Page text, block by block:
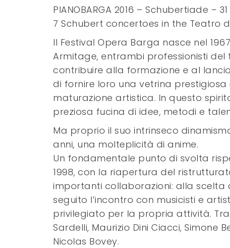
PIANOBARGA 2016 – Schubertiade – 31
7 Schubert concertoes in the Teatro
Il Festival Opera Barga nasce nel
Armitage, entrambi professionisti
contribuire alla formazione e al
di fornire loro una vetrina
maturazione artistica. In questo
preziosa fucina di idee, metodi e
Ma proprio il suo intrinseco
anni, una molteplicità di anime.
Un fondamentale punto di svolta
1998, con la riapertura del
importanti collaborazioni: alla scelta
seguito l’incontro con musicisti e
privilegiato per la propria attività.
Sardelli, Maurizio Dini Ciacci, Simone
Nicolas Bovey.